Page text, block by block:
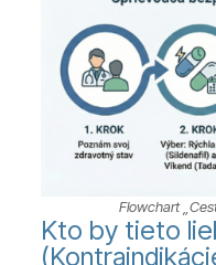
Flowchart
Kto by tieto